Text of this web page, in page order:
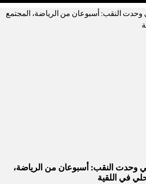
وحدت النقب: أسبوعان من الرياضة،
في اللقية